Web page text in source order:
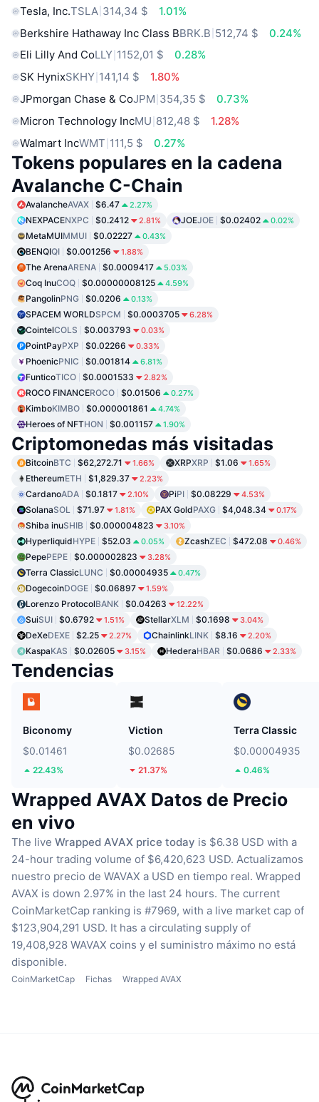
Tesla, Inc.TSLA 314,34 $
1.01%
Berkshire Hathaway Inc Class BBRK.B 512,74 $
0.24%
Eli Lilly And CoLLY 1152,01 $
0.28%
SK HynixSKHY 141,14 $
1.80%
JPmorgan Chase & CoJPM 354,35 $
0.73%
Micron Technology IncMU 812,48 $
1.28%
Walmart IncWMT 111,5 $ 0.27%
Tokens populares en la cadena
Avalanche C-Chain
AvalancheAVAX $6.47 2.27%
NEXPACENXPC $0.2412 2.81% JOEJOE $0.02402 0.02%
MetaMUIMMUI $0.02227 0.43%
BENQIQI $0.001256 1.88%
The ArenaARENA $0.0009417 5.03%
Coq InuCOQ $0.00000008125 4.59%
PangolinPNG $0.0206 0.13%
SPACEM WORLDSPCM $0.0003705 6.28%
CointelCOLS $0.003793 0.03%
PointPayPXP $0.02266 0.33%
PhoenicPNIC $0.001814 6.81%
FunticoTICO $0.0001533 2.82%
ROCO FINANCEROCO $0.01506 0.27%
KimboKIMBO $0.000001861 4.74%
Heroes of NFTHON $0.001157 1.90%
Criptomonedas más visitadas
BitcoinBTC $62,272.71 1.66% XRPXRP $1.06 1.65%
EthereumETH $1,829.37 2.23%
CardanoADA $0.1817 2.10% PiPI $0.08229 4.53%
SolanaSOL $71.97 1.81% PAX GoldPAXG $4,048.34 0.17%
Shiba inuSHIB $0.000004823 3.10%
HyperliquidHYPE $52.03 0.05% ZcashZEC $472.08 0.46%
PepePEPE $0.000002823 3.28%
Terra ClassicLUNC $0.00004935 0.47%
DogecoinDOGE $0.06897 1.59%
Lorenzo ProtocolBANK $0.04263 12.22%
SuiSUI $0.6792 1.51% StellarXLM $0.1698 3.04%
DeXeDEXE $2.25 2.27% ChainlinkLINK $8.16 2.20%
KaspaKAS $0.02605 3.15% HederaHBAR $0.0686 2.33%
Tendencias
Biconomy
$0.01461
22.43%
Viction
$0.02685
21.37%
Terra Classic
$0.00004935
0.46%
Wrapped AVAX Datos de Precio
en vivo
The live Wrapped AVAX price today is $6.38 USD with a
24-hour trading volume of $6,420,623 USD. Actualizamos
nuestro precio de WAVAX a USD en tiempo real. Wrapped
AVAX is down 2.97% in the last 24 hours. The current
CoinMarketCap ranking is #7969, with a live market cap of
$123,904,291 USD. It has a circulating supply of
19,408,928 WAVAX coins y el suministro máximo no está
disponible.
CoinMarketCap Fichas Wrapped AVAX